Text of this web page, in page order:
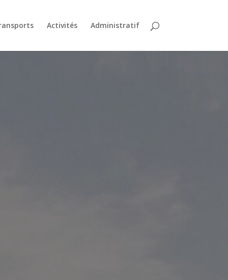
Activités Administratif